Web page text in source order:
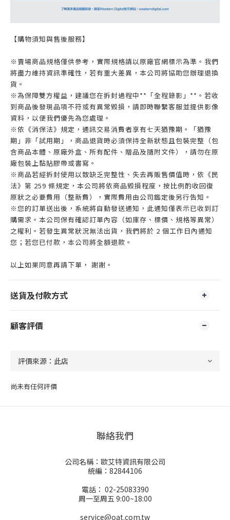
【購物須知與售後服務】
※賣場商品規格僅供參考，實際規格請以原廠官網標示為準。我們
將盡力維持資訊準確性，若有重大差異，本公司將協助您辦理退換
貨。
※為保障雙方權益，建議您在拆封過程中**「全程錄影」**。若收
到商品後發現品項不符或有異常毀損，請即時聯繫客服並提供影像
資料，以便我們優先為您處理。
※依《消保法》規定，通訊交易消費者享有七天猶豫期。「猶豫
期」非「試用期」，商品退貨時必須保持全新狀態且包裝完整（包
含商品本體、原廠外盒、所有配件、贈品及隨附文件），請勿在原
廠包裝上黏貼膠帶或書寫。
※商品若經拆封使用以致缺乏完整性、失去再販售價值時，依《民
法》第 259 條規定，本公司將依商品毀損程度，按比例酌收回復
原狀之必要費用（整新費），實際費用由公司鑑定後另行告知。
※您的訂單送出後，系統將自動發送通知，此通知僅表示已收到訂
購需求。本公司保有確認訂單內容（如庫存、標價、規格等異常）
之權利。若發生異常狀況無法出貨，我們將於 2 個工作日內通知
您；若您已付款，本公司將全額退款。
以上如果同意再請下單， 謝謝。
送貨及付款方式
顧客評價
尚未有任何評價
聯絡我們
公司名稱：歐艾特資訊有限公司
統編：82844106
電話： 02-25083390
周一至周五 9:00~18:00
service@oat.com.tw